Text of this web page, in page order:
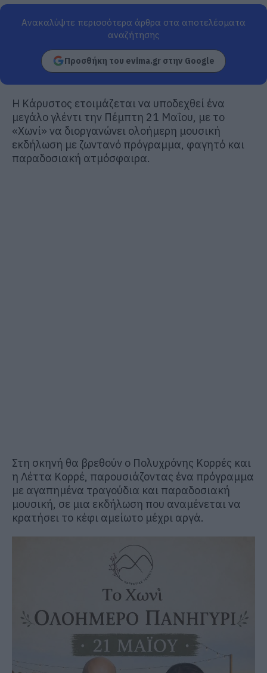
Ανακαλύψτε περισσότερα άρθρα στα αποτελέσματα
αναζήτησης
Προσθήκη του evima.gr στην Google
Η Κάρυστος ετοιμάζεται να υποδεχθεί ένα
μεγάλο γλέντι την Πέμπτη 21 Μαΐου, με το
«Χωνί» να διοργανώνει ολοήμερη μουσική
εκδήλωση με ζωντανό πρόγραμμα, φαγητό και
παραδοσιακή ατμόσφαιρα.
Στη σκηνή θα βρεθούν ο Πολυχρόνης Κορρές και
η Λέττα Κορρέ, παρουσιάζοντας ένα πρόγραμμα
με αγαπημένα τραγούδια και παραδοσιακή
μουσική, σε μια εκδήλωση που αναμένεται να
κρατήσει το κέφι αμείωτο μέχρι αργά.